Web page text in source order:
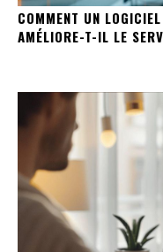
COMMENT UN
AMÉLIORE-T-IL LE